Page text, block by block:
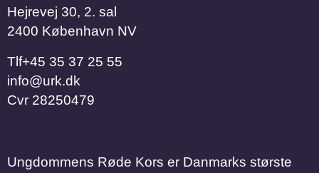
Hejrevej 30, 2. sal
2400 København NV
Tlf​​​​​​​+45 35 37 25 55
info@urk.dk
Cvr 28250479
Ungdommens Røde Kors er Danmarks største